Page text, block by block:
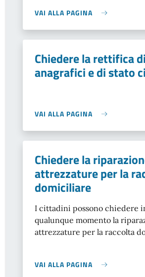
VAI ALLA PAGINA
Chiedere la rettifica
anagrafici e di stato
VAI ALLA PAGINA
Chiedere la
attrezzature per la
domiciliare
I cittadini possono chiedere
qualunque momento la
attrezzature per la raccolta
VAI ALLA PAGINA